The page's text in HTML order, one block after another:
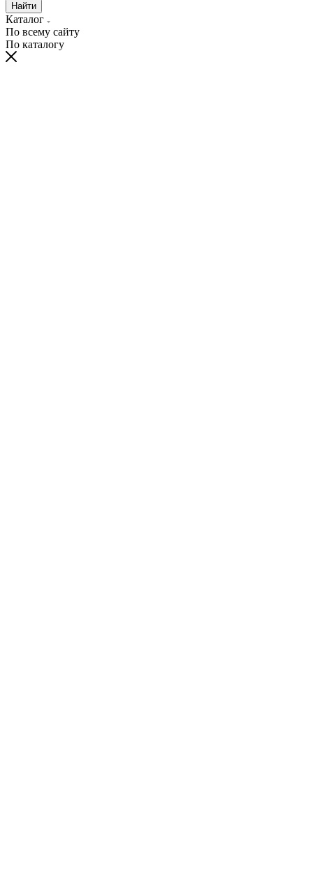
Найти
Каталог
По всему сайту
По каталогу